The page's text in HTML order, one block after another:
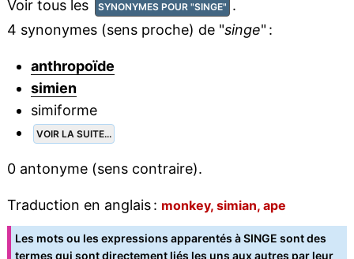
Voir tous les SYNONYMES POUR "SINGE" .
4 synonymes (sens proche) de "singe" :
anthropoïde
simien
simiforme
VOIR LA SUITE...
0 antonyme (sens contraire).
Traduction en anglais : monkey, simian, ape
Les mots ou les expressions apparentés à SINGE sont des
termes qui sont directement liés les uns aux autres par leur